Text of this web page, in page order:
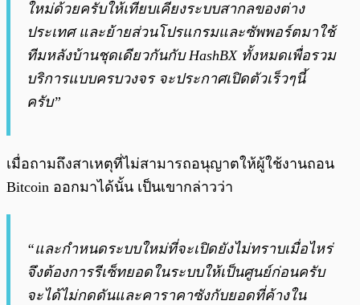
ใหม่ด้วยครับให้เทียบเคียงระบบสากลของต่าง
ประเทศ และย้ายส่วนโปรแกรมและซัพพอร์ตมาใช้
ทีมหลังบ้านชุดเดียวกันกับ HashBX ทั้งหมดเพื่อรวม
บริการแบบครบวงจร จะประกาศเปิดตัวเร็วๆนี้
ครับ”
เมื่อถามถึงสาเหตุที่ไม่สามารถอนุญาตให้ผู้ใช้งานถอน
Bitcoin ออกมาได้นั้น เป็นเขากล่าวว่า
“และกำหนดระบบใหม่ที่จะเปิดยังไม่ทราบเมื่อไหร่
จึงต้องการรีเซ็ทยอดในระบบให้เป็นศูนย์ก่อนครับ
จะได้ไม่กดดันและคาราคาซังกับยอดที่ค้างใน